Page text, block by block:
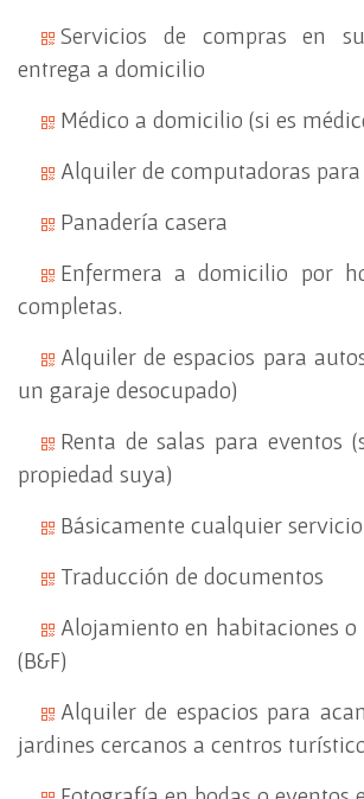
Servicios de compras en
entrega a domicilio
Médico a domicilio (si es
Alquiler de computadoras
Panadería casera
Enfermera a domicilio por
completas.
Alquiler de espacios para
un garaje desocupado)
Renta de salas para eventos
propiedad suya)
Básicamente cualquier
Traducción de documentos
Alojamiento en habitaciones o
(B&F)
Alquiler de espacios para
jardines cercanos a centros